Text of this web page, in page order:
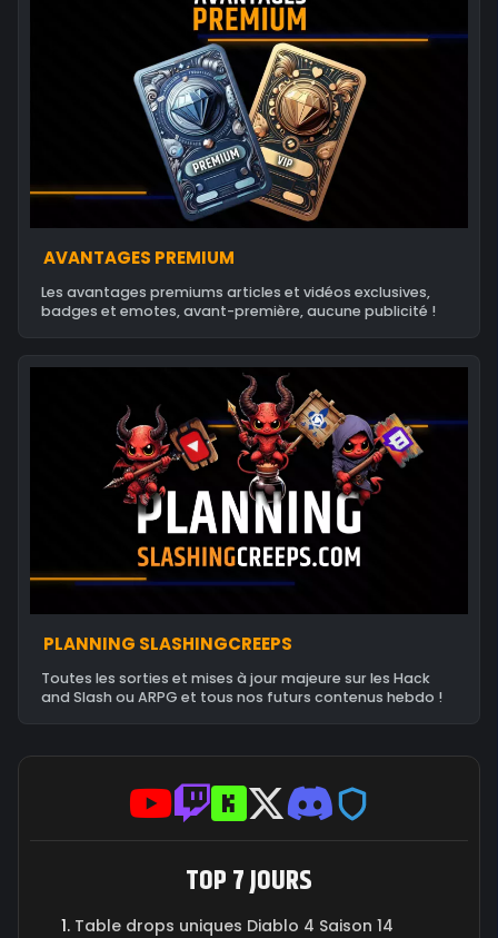
AVANTAGES PREMIUM
Les avantages premiums articles et vidéos exclusives,
badges et emotes, avant-première, aucune publicité !
PLANNING SLASHINGCREEPS
Toutes les sorties et mises à jour majeure sur les Hack
and Slash ou ARPG et tous nos futurs contenus hebdo !
TOP 7 JOURS
Table drops uniques Diablo 4 Saison 14